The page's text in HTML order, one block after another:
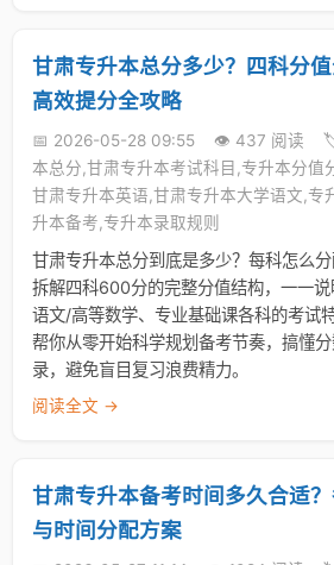
甘肃专升本总分多少？四科分
高效提分全攻略
📅 2026-05-28 09:55 👁️ 437 阅读
本总分,甘肃专升本考试科目,专升本分值
甘肃专升本英语,甘肃专升本大学语文,专
升本备考,专升本录取规则
甘肃专升本总分到底是多少？每科怎么
拆解四科600分的完整分值结构，一一
语文/高等数学、专业基础课各科的考试
帮你从零开始科学规划备考节奏，搞懂
录，避免盲目复习浪费精力。
阅读全文 →
甘肃专升本备考时间多久合适
与时间分配方案